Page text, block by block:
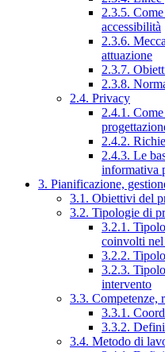
2.3.5.
accessibilità
2.3.6.
attuazione
2.3.7.
2.3.8.
2.4. Privacy
2.4.1.
2.4.2.
2.4.3. Le
informativa
3. Pianificazione,
3.1. Obiettivi del
3.2. Tipologie di
3.2.1.
coinvolti
3.2.2.
3.2.3.
intervento
3.3. Competenze,
3.3.1.
3.3.2.
3.4. Metodo di